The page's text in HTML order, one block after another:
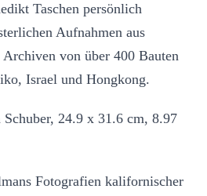
Taschen persönlich
Aufnahmen aus
Archiven von über 400 Bauten
Israel und Hongkong.
24.9 x 31.6 cm, 8.97
Fotografien kalifornischer